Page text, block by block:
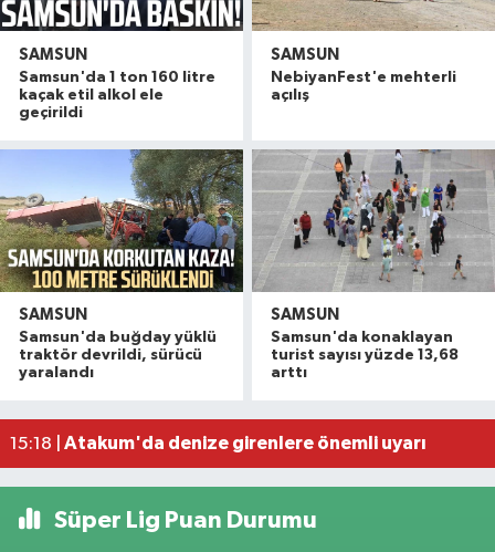
SAMSUN
Samsun'da 1 ton 160 litre
kaçak etil alkol ele
geçirildi
SAMSUN
NebiyanFest'e mehterli
açılış
SAMSUN
Samsun'da buğday yüklü
traktör devrildi, sürücü
yaralandı
SAMSUN
Samsun'da konaklayan
turist sayısı yüzde 13,68
arttı
19:58 |Havza'da 11 yıl 8 ay hapis cezasıyla aranan
16:49 |Dron saldırısına uğrayan geminin içi
16:40 | Samsunspor’dan Kasımpaşa karşısında ilk
15:18 | Atakum'da denize girenlere önemli uyarı
Süper Lig Puan Durumu